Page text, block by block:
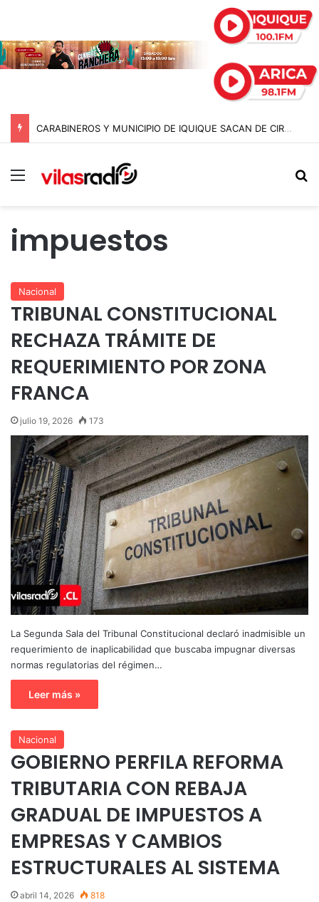
CARABINEROS Y MUNICIPIO DE IQUIQUE SACAN DE CIRCULACIÓN 10 MOTOCICLETAS Y DETIENEN A SEIS SUJETOS EN FISCALIZACIÓN NOCTURNA
Menú
impuestos
Nacional
TRIBUNAL CONSTITUCIONAL
RECHAZA TRÁMITE DE
REQUERIMIENTO POR ZONA
FRANCA
julio 19, 2026 173
La Segunda Sala del Tribunal Constitucional declaró inadmisible un
requerimiento de inaplicabilidad que buscaba impugnar diversas
normas regulatorias del régimen…
Leer más »
Nacional
GOBIERNO PERFILA REFORMA
TRIBUTARIA CON REBAJA
GRADUAL DE IMPUESTOS A
EMPRESAS Y CAMBIOS
ESTRUCTURALES AL SISTEMA
abril 14, 2026 818